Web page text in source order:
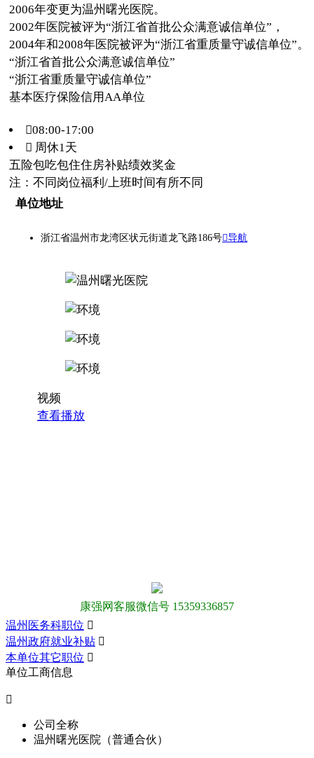
2006年变更为温州曙光医院。
2002年医院被评为“浙江省首批公众满意诚信单位”，
2004年和2008年医院被评为“浙江省重质量守诚信单位”。
“浙江省首批公众满意诚信单位”
“浙江省重质量守诚信单位”
基本医疗保险信用AA单位
08:00-17:00
 周休1天
五险包吃包住住房补贴绩效奖金
注：不同岗位福利/上班时间有所不同
单位地址
浙江省温州市龙湾区状元街道龙飞路186号导航
视频
查看播放
康强网客服微信号 15359336857
温州医务科职位 
温州政府就业补贴 
本单位其它职位 
单位工商信息

公司全称
温州曙光医院（普通合伙）